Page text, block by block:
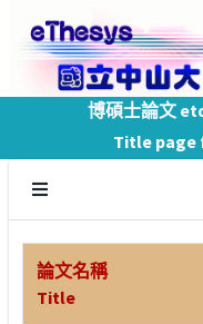
博碩士論文
Title page
論文名稱
Title